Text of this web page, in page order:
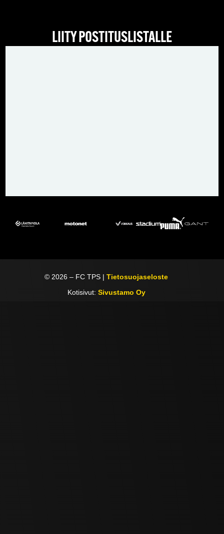
LIITY POSTITUSLISTALLE
©2026 – FC TPS |Tietosuojaseloste
Kotisivut: Sivustamo Oy